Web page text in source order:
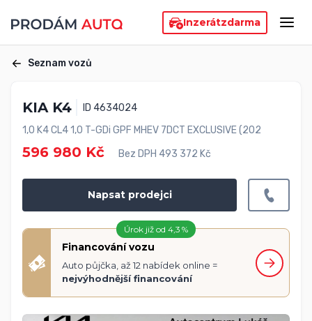
Inzerátzdarma
Seznam vozů
KIA K4
ID 4634024
1,0 K4 CL4 1,0 T-GDi GPF MHEV 7DCT EXCLUSIVE (202
596 980 Kč Bez DPH 493 372 Kč
Napsat prodejci
Úrok již od 4,3 %
Financování vozu
Auto půjčka, až 12 nabídek online =
nejvýhodnější financování